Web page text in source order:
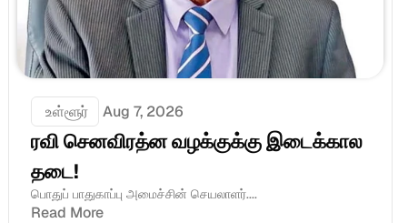
உள்ளூர் Aug 7, 2026
ரவி செனவிரத்ன வழக்குக்கு இடைக்கால
தடை!
பொதுப் பாதுகாப்பு அமைச்சின் செயலாளர்....
Read More